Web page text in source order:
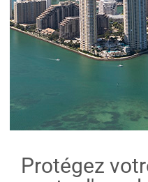
Protégez